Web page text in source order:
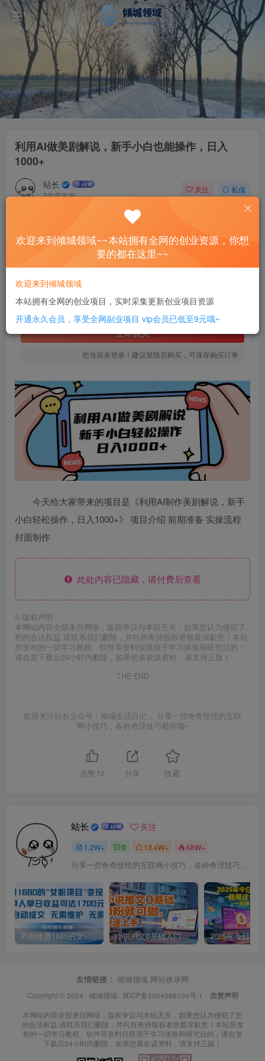
利用AI做美剧解说，新手小白也能操作，日入
1000+
站长
2年前发布
关注 私信
利用AI做美剧解说，新手小白也能操作，日入1000+
此内容为付费资源，请付费后查看
SVIP全站会员 免费
立即购买
您当前未登录！建议登陆后购买，可保存购买订单
今天给大家带来的项目是《利用AI制作美剧解说，新手
小白轻松操作，日入1000+》 项目介绍 前期准备 实操流程
封面制作
此处内容已隐藏，请付费后查看
© 版权声明
本网站内容全部来自网络，版权争议与本站无关，如果您认为侵犯了
您的合法权益,请联系我们删除，并向所有持版权者致最深歉意！本站
所发布的一切学习教程、软件等资料仅限用于学习体验和研究目的；
请自觉下载后24小时内删除，如果您喜欢该资料，请支持正版！
THE END
欢迎关注站长公众号：倾城生活日记 。分享一些奇奇怪怪的互联
网小技巧，各种奇淫技巧都有哦~
点赞 12 分享 收藏
站长 关注
1.2W+ 0 13.4W+ 68W+
分享一些奇奇怪怪的互联网小技巧，各种奇淫技巧都在本站。
外面收费1680的女粉项目变现，单人单日收益可达1.7k，全自动成交无需维护 小说推文0基础入门教程，0粉就可做，快速上手
友情链接： 倾城领域 网站收录网
Copyright © 2024 · 倾城领域· 冀ICP备2024088100号-1 · 负责声明
本网站内容全部来自网络，版权争议与本站无关，如果您认为侵犯了您
的合法权益,请联系我们删除，并向所有持版权者致最深歉意！本站所发
布的一切学习教程、软件等资料仅限用于学习体验和研究目的；请自觉
下载后24小时内删除，如果您喜欢该资料，请支持正版！
欢迎来到倾城领域~~本站拥有全网的创业资源，你想
要的都在这里~~
欢迎来到倾城领域
本站拥有全网的创业项目，实时采集更新创业项目资源
开通永久会员，享受全网副业项目 vip会员已低至9元哦~